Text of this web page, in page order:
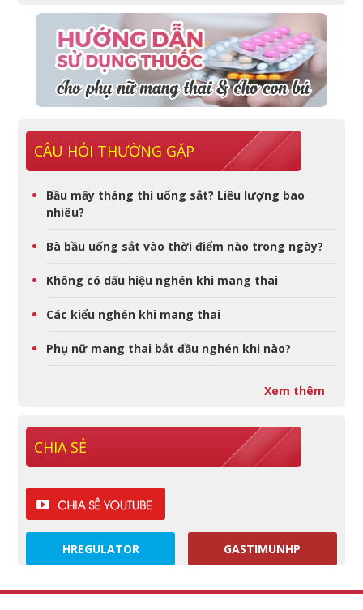
CÂU HỎI THƯỜNG GẶP
Bầu mấy tháng thì uống sắt? Liều lượng bao
nhiêu?
Bà bầu uống sắt vào thời điểm nào trong ngày?
Không có dấu hiệu nghén khi mang thai
Các kiểu nghén khi mang thai
Phụ nữ mang thai bắt đầu nghén khi nào?
Xem thêm
CHIA SẺ
HREGULATOR GASTIMUNHP